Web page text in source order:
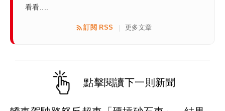
看看....
訂閱 RSS | 更多文章
點擊閱讀下一則新聞